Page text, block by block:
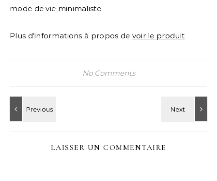
mode de vie minimaliste.
Plus d’informations à propos de voir le produit
No Comments
LAISSER UN COMMENTAIRE